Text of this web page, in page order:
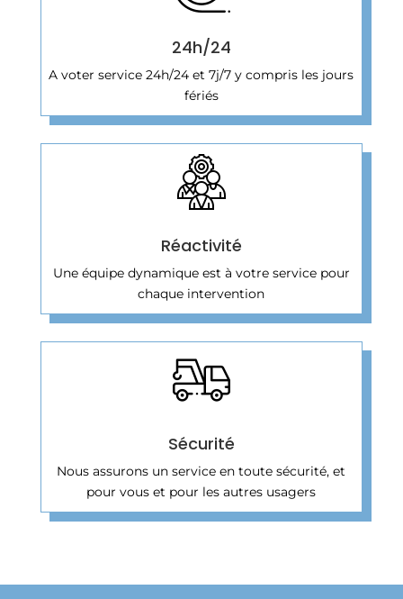
24h/24
A voter service 24h/24 et 7j/7 y compris les jours
fériés
Réactivité
Une équipe dynamique est à votre service pour
chaque intervention
Sécurité
Nous assurons un service en toute sécurité, et
pour vous et pour les autres usagers